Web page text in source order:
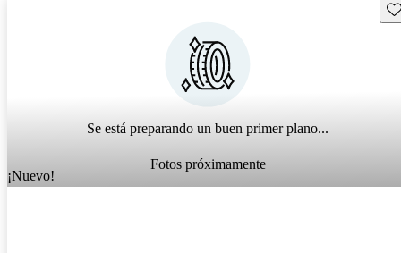
Se está preparando un buen primer plano...
Fotos próximamente
¡Nuevo!